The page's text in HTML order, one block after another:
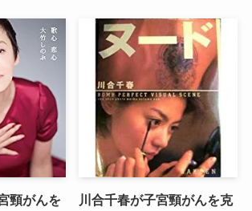
頸がんを
川合千春が子宮頸がんを克